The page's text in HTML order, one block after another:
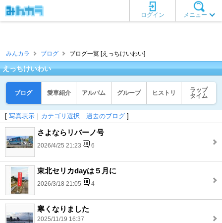
メニュー
ログイン
みんカラ ブログ ブログ一覧 [えっちけいわい]
えっちけいわい
ブログ 愛車紹介 アルバム グループ ヒストリ
ラップ
タイム
[ 写真表示 ｜ カテゴリ選択 ｜ 過去のブログ ]
さよならリバーノ号
2026/4/25 21:23 6
東北セリカdayは５月に
2026/3/18 21:05 4
寒くなりました
2025/11/19 16:37